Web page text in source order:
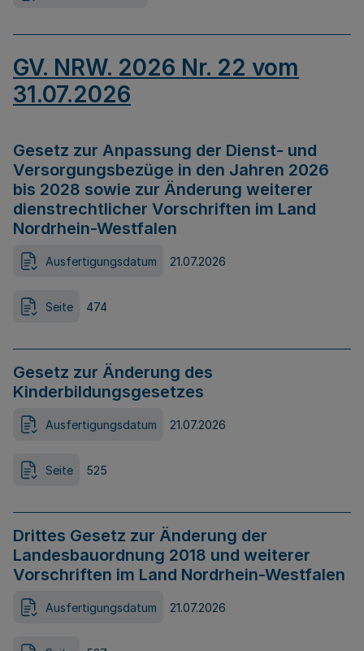
GV. NRW. 2026 Nr. 22 vom
31.07.2026
Gesetz zur Anpassung der Dienst- und
Versorgungsbezüge in den Jahren 2026
bis 2028 sowie zur Änderung weiterer
dienstrechtlicher Vorschriften im Land
Nordrhein-Westfalen
Ausfertigungsdatum 21.07.2026
Seite 474
Gesetz zur Änderung des
Kinderbildungsgesetzes
Ausfertigungsdatum 21.07.2026
Seite 525
Drittes Gesetz zur Änderung der
Landesbauordnung 2018 und weiterer
Vorschriften im Land Nordrhein-Westfalen
Ausfertigungsdatum 21.07.2026